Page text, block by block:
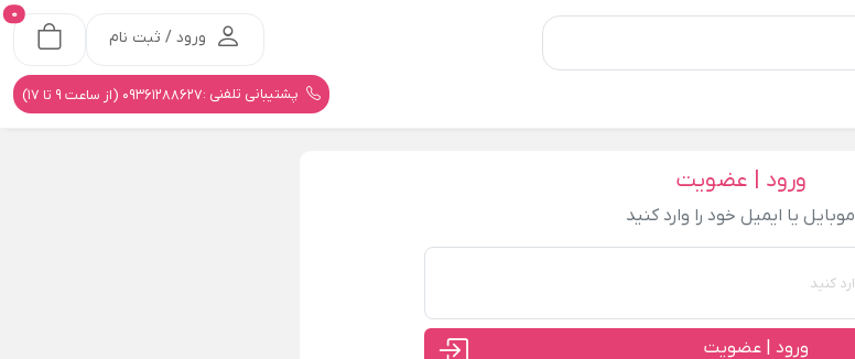
ورود / ثبت نام
0
پشتیبانی تلفنی :09361288627 (از ساعت 9 تا 17)
ورود | عضویت
موبایل یا ایمیل خود را وارد کنید
ورود | عضویت